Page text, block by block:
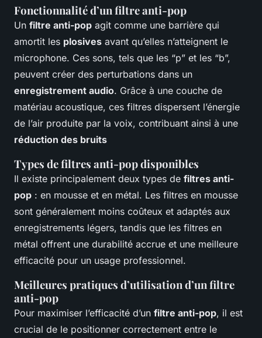
Fonctionnalité d’un filtre anti-pop
Un filtre anti-pop agit comme une barrière qui
amortit les plosives avant qu’elles n’atteignent le
microphone. Ces sons, tels que les “p” et les “b”,
peuvent créer des perturbations dans un
enregistrement audio. Grâce à une couche de
matériau acoustique, ces filtres dispersent l’énergie
de l’air produite par la voix, contribuant ainsi à une
réduction des bruits
Types de filtres anti-pop disponibles
Il existe principalement deux types de filtres anti-
pop : en mousse et en métal. Les filtres en mousse
sont généralement moins coûteux et adaptés aux
enregistrements légers, tandis que les filtres en
métal offrent une durabilité accrue et une meilleure
efficacité pour un usage professionnel.
Meilleures pratiques d’utilisation d’un filtre
anti-pop
Pour maximiser l’efficacité d’un filtre anti-pop, il est
crucial de le positionner correctement entre le